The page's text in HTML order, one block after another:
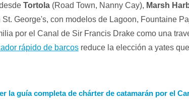
Tortola (Road Town, Nanny Cay), Marsh
St. George's, con modelos de Lagoon, Fountaine
por el Canal de Sir Francis Drake como una
rápido de barcos reduce la elección a yates
la guía completa de chárter de catamarán por el